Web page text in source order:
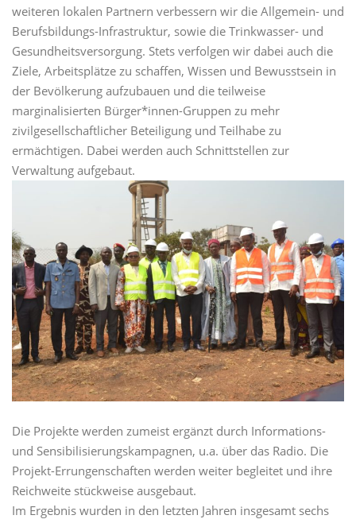
weiteren lokalen Partnern verbessern wir die Allgemein- und
Berufsbildungs-Infrastruktur, sowie die Trinkwasser- und
Gesundheitsversorgung. Stets verfolgen wir dabei auch die
Ziele, Arbeitsplätze zu schaffen, Wissen und Bewusstsein in
der Bevölkerung aufzubauen und die teilweise
marginalisierten Bürger*innen-Gruppen zu mehr
zivilgesellschaftlicher Beteiligung und Teilhabe zu
ermächtigen. Dabei werden auch Schnittstellen zur
Verwaltung aufgebaut.
Die Projekte werden zumeist ergänzt durch Informations-
und Sensibilisierungskampagnen, u.a. über das Radio. Die
Projekt-Errungenschaften werden weiter begleitet und ihre
Reichweite stückweise ausgebaut.
Im Ergebnis wurden in den letzten Jahren insgesamt sechs